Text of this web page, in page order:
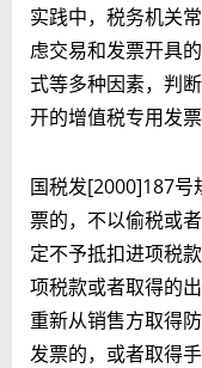
实践中，税务机关
虑交易和发票开具
式等多种因素，判
开的增值税专用发票
国税发[2000]187号
票的，不以偷税或
定不予抵扣进项税
项税款或者取得的
重新从销售方取得
发票的，或者取得